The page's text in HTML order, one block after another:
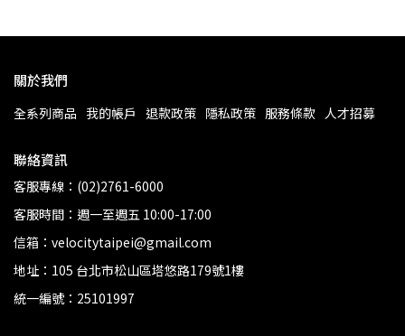
關於我們
全系列商品 我的帳戶 退款政策 隱私政策 服務條款 人才招募
聯絡資訊
客服專線：(02)2761-6000
客服時間：週一至週五 10:00-17:00
信箱：velocitytaipei@gmail.com
地址：105 台北市松山區塔悠路179號1樓
統一編號：25101997